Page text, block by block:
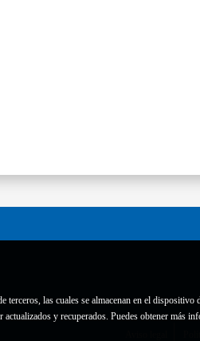
las cuales se almacenan en el dispositivo
y recuperados. Puedes obtener más